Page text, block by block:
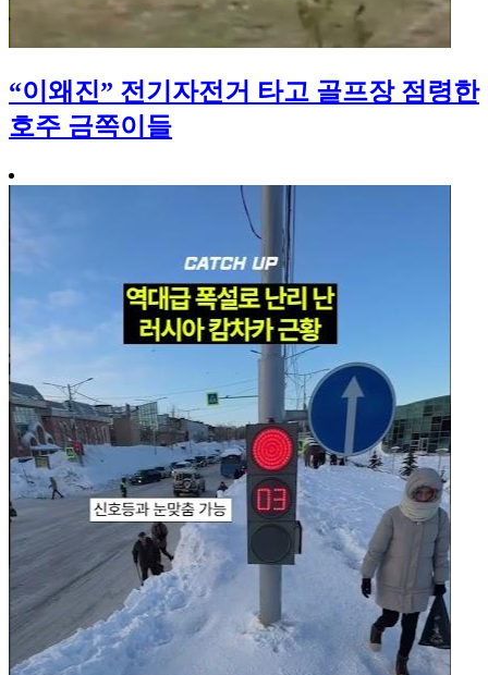
“이왜진” 전기자전거 타고 골프장 점령한
호주 금쪽이들